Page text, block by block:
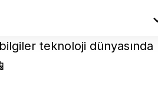
teknoloji dünyasında